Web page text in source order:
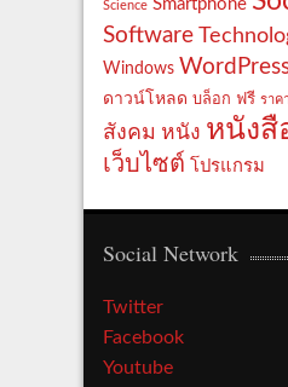
Science Smartphone
Software
Windows
ดาวน์โหลด บล็อก ฟรี ราค
สังคม หนัง หนังสื
เว็บไซต์ โปรแกรม
Social Network
Twitter
Facebook
Youtube